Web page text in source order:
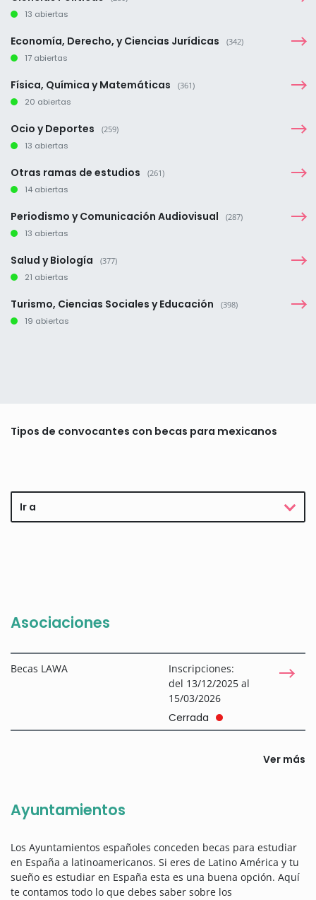
13 abiertas
Economía, Derecho, y Ciencias Jurídicas (342)
17 abiertas
Física, Química y Matemáticas (361)
20 abiertas
Ocio y Deportes (259)
13 abiertas
Otras ramas de estudios (261)
14 abiertas
Periodismo y Comunicación Audiovisual (287)
13 abiertas
Salud y Biología (377)
21 abiertas
Turismo, Ciencias Sociales y Educación (398)
19 abiertas
Tipos de convocantes con becas para mexicanos
Ir a
Asociaciones
Becas LAWA
Inscripciones:
del 13/12/2025 al
15/03/2026
Cerrada
Ver más
Ayuntamientos
Los Ayuntamientos españoles conceden becas para estudiar
en España a latinoamericanos. Si eres de Latino América y tu
sueño es estudiar en España esta es una buena opción. Aquí
te contamos todo lo que debes saber sobre los